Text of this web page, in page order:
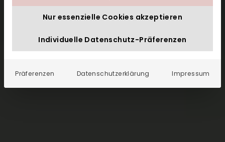
Nur essenzielle Cookies akzeptieren
Individuelle Datenschutz-Präferenzen
Präferenzen Datenschutzerklärung Impressum